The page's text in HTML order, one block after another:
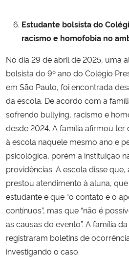
Estudante bolsista do
racismo e homofobia no
No dia 29 de abril de 2025, uma
bolsista do 9º ano do Colégio
em São Paulo, foi encontrada
da escola. De acordo com a
sofrendo bullying, racismo e
desde 2024. A família afirmou ter
à escola naquele mesmo ano e
psicológica, porém a instituição
providências. A escola disse que,
prestou atendimento à aluna,
estudante e que “o contato e o
contínuos”, mas que “não é
as causas do evento”. A família
registraram boletins de
investigando o caso.